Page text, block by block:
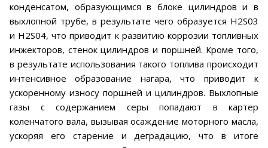
конденсатом, образующимся в блоке цилиндров и в
выхлопной трубе, в результате чего образуется H2S03
и H2S04, что приводит к развитию коррозии топливных
инжекторов, стенок цилиндров и поршней. Кроме того,
в результате использования такого топлива происходит
интенсивное образование нагара, что приводит к
ускоренному износу поршней и цилиндров. Выхлопные
газы с содержанием серы попадают в картер
коленчатого вала, вызывая осаждение моторного масла,
ускоряя его старение и деградацию, что в итоге